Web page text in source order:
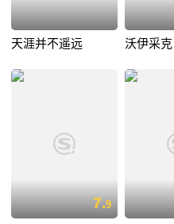
天涯并不遥远 沃伊采克
7.9